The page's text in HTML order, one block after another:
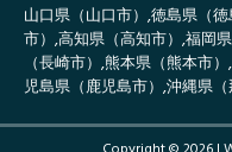
山口県（山口市）,徳島県（
市）,高知県（高知市）,福岡
（長崎市）,熊本県（熊本市
児島県（鹿児島市）,沖縄県（